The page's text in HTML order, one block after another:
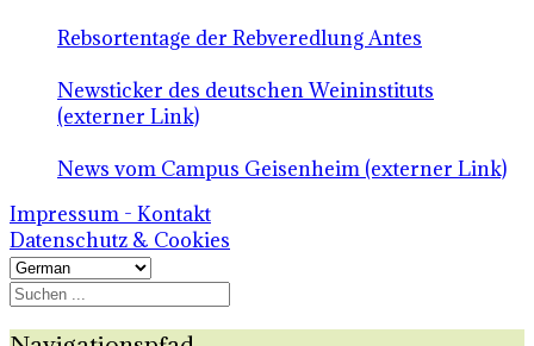
Rebsortentage der Rebveredlung Antes
Newsticker des deutschen Weininstituts
(externer Link)
News vom Campus Geisenheim (externer Link)
Impressum - Kontakt
Datenschutz & Cookies